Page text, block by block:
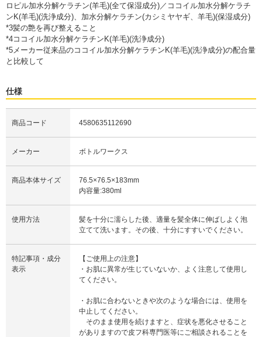
ロピル加水分解ケラチン(羊毛)(全て保湿成分)／ココイル加水分解ケラチ
ンK(羊毛)(洗浄成分)、加水分解ケラチン(カシミヤヤギ、羊毛)(保湿成分)
*3髪の艶を再び整えること
*4ココイル加水分解ケラチンK(羊毛)(洗浄成分)
*5メーカー従来品のココイル加水分解ケラチンK(羊毛)(洗浄成分)の配合量
と比較して
仕様
商品コード 4580635112690
メーカー ボトルワークス
商品本体サイズ
76.5×76.5×183mm
内容量:380ml
使用方法
髪を十分に濡らした後、適量を髪全体に伸ばしよく泡
立てて洗います。その後、十分にすすいでください。
特記事項・成分
表示
【ご使用上の注意】
・お肌に異常が生じていないか、よく注意して使用し
てください。
・お肌に合わないときや次のような場合には、使用を
中止してください。
そのまま使用を続けますと、症状を悪化させること
がありますので皮フ科専門医等にご相談されることを